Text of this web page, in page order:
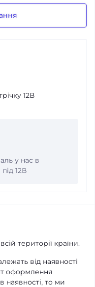
12В
у нас в
12В
території країни.
від наявності
оформлення
наявності, то ми